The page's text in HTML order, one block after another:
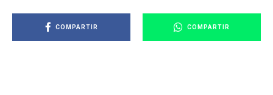
COMPARTIR COMPARTIR